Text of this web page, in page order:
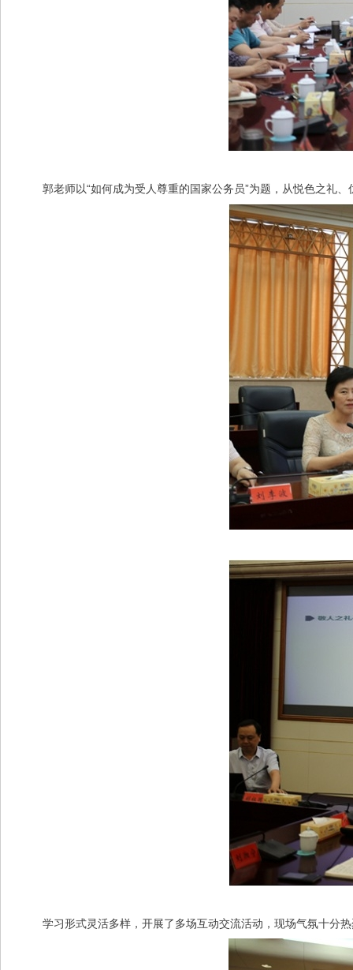
郭老师以“如何成为受人尊重的国家公务员”为题，从悦色之礼
学习形式灵活多样，开展了多场互动交流活动，现场气氛十分